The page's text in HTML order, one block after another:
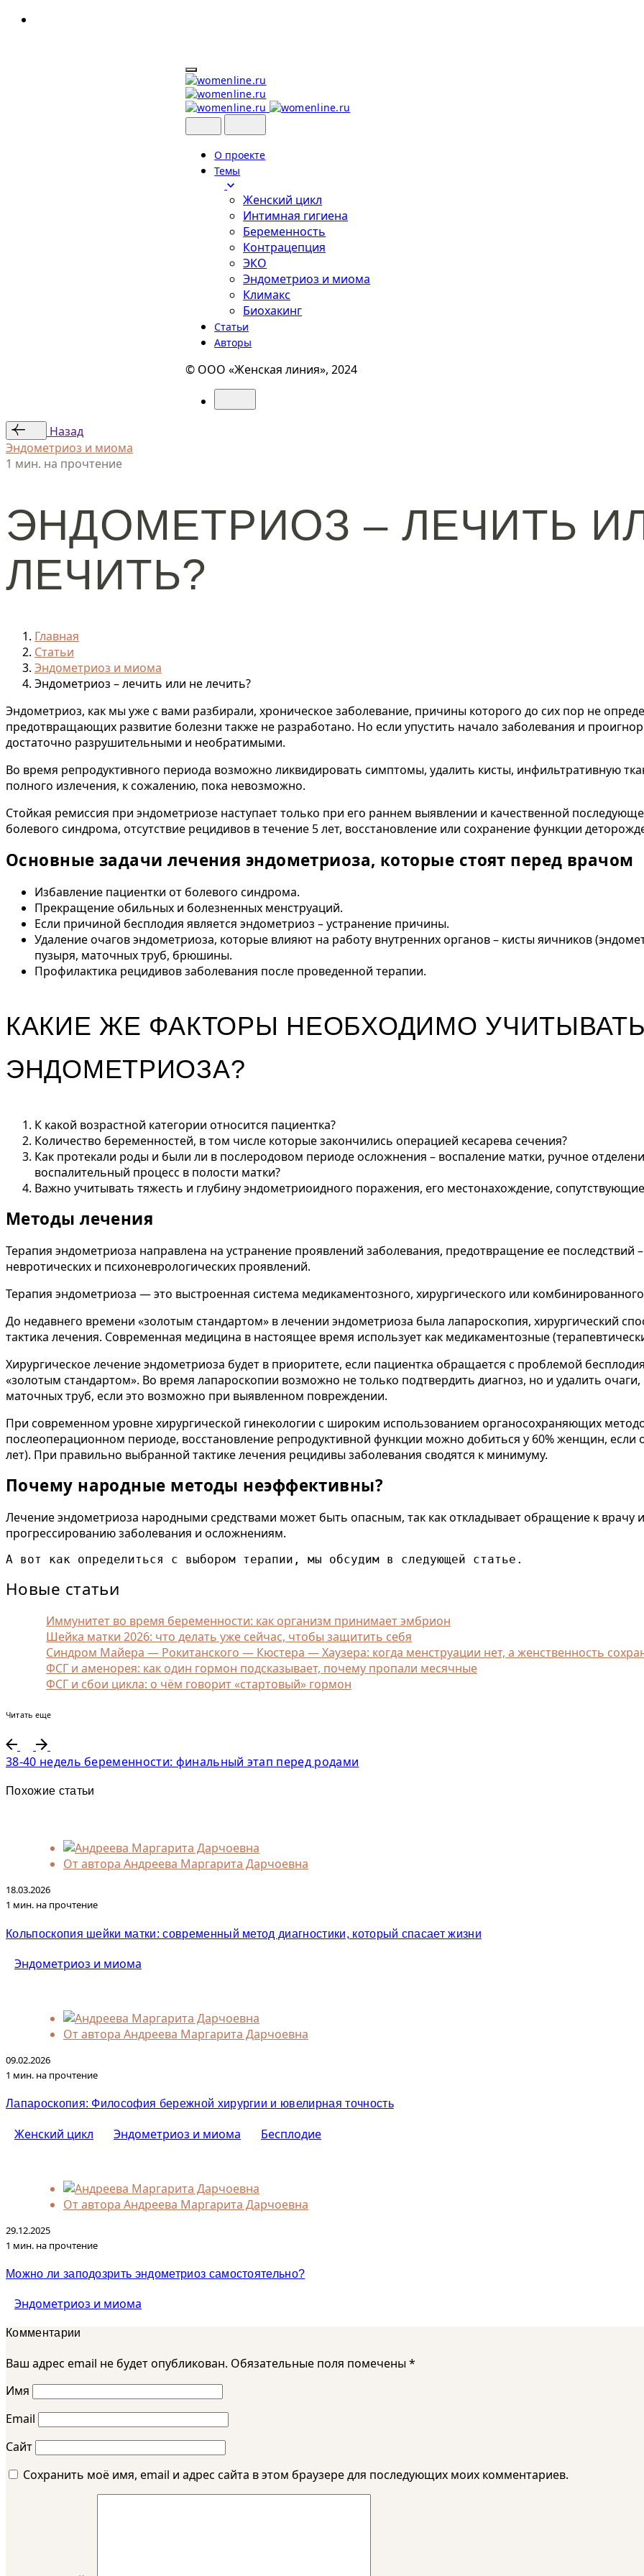
О проекте
Темы
Женский цикл
Интимная гигиена
Беременность
Контрацепция
ЭКО
Эндометриоз и миома
Климакс
Биохакинг
Статьи
Авторы
© ООО «Женская линия», 2024
Назад
Эндометриоз и миома
1 мин. на прочтение
ЭНДОМЕТРИОЗ – ЛЕЧИТЬ
ЛЕЧИТЬ?
Главная
Статьи
Эндометриоз и миома
Эндометриоз – лечить или не лечить?
Эндометриоз, как мы уже с вами разбирали, хроническое заболевание, причины которого до сих пор не
предотвращающих развитие болезни также не разработано. Но если упустить начало заболевания и
достаточно разрушительными и необратимыми.
Во время репродуктивного периода возможно ликвидировать симптомы, удалить кисты, инфильтративную
полного излечения, к сожалению, пока невозможно.
Стойкая ремиссия при эндометриозе наступает только при его раннем выявлении и качественной
болевого синдрома, отсутствие рецидивов в течение 5 лет, восстановление или сохранение функции
Основные задачи лечения эндометриоза, которые стоят перед врачом
Избавление пациентки от болевого синдрома.
Прекращение обильных и болезненных менструаций.
Если причиной бесплодия является эндометриоз – устранение причины.
Удаление очагов эндометриоза, которые влияют на работу внутренних органов – кисты яичников
пузыря, маточных труб, брюшины.
Профилактика рецидивов заболевания после проведенной терапии.
КАКИЕ ЖЕ ФАКТОРЫ НЕОБХОДИМО
ЭНДОМЕТРИОЗА?
К какой возрастной категории относится пациентка?
Количество беременностей, в том числе которые закончились операцией кесарева сечения?
Как протекали роды и были ли в послеродовом периоде осложнения – воспаление матки, ручное
воспалительный процесс в полости матки?
Важно учитывать тяжесть и глубину эндометриоидного поражения, его местонахождение,
Методы лечения
Терапия эндометриоза направлена на устранение проявлений заболевания, предотвращение ее последствий
невротических и психоневрологических проявлений.
Терапия эндометриоза — это выстроенная система медикаментозного, хирургического или
До недавнего времени «золотым стандартом» в лечении эндометриоза была лапароскопия, хирургический
тактика лечения. Современная медицина в настоящее время использует как медикаментозные
Хирургическое лечение эндометриоза будет в приоритете, если пациентка обращается с проблемой
«золотым стандартом». Во время лапароскопии возможно не только подтвердить диагноз, но и удалить
маточных труб, если это возможно при выявленном повреждении.
При современном уровне хирургической гинекологии с широким использованием органосохраняющих
послеоперационном периоде, восстановление репродуктивной функции можно добиться у 60% женщин, если
лет). При правильно выбранной тактике лечения рецидивы заболевания сводятся к минимуму.
Почему народные методы неэффективны?
Лечение эндометриоза народными средствами может быть опасным, так как откладывает обращение к врачу
прогрессированию заболевания и осложнениям.
А вот как определиться с выбором терапии, мы обсудим в следующей статье.
Новые статьи
Иммунитет во время беременности: как организм принимает эмбрион
Шейка матки 2026: что делать уже сейчас, чтобы защитить себя
Синдром Майера — Рокитанского — Кюстера — Хаузера: когда менструации нет, а женственность
ФСГ и аменорея: как один гормон подсказывает, почему пропали месячные
ФСГ и сбои цикла: о чём говорит «стартовый» гормон
Читать еще
38-40 недель беременности: финальный этап перед родами
Похожие статьи
От автора Андреева Маргарита Дарчоевна
18.03.2026
1 мин. на прочтение
Кольпоскопия шейки матки: современный метод диагностики, который спасает жизни
Эндометриоз и миома
От автора Андреева Маргарита Дарчоевна
09.02.2026
1 мин. на прочтение
Лапароскопия: Философия бережной хирургии и ювелирная точность
Женский цикл Эндометриоз и миома Бесплодие
От автора Андреева Маргарита Дарчоевна
29.12.2025
1 мин. на прочтение
Можно ли заподозрить эндометриоз самостоятельно?
Эндометриоз и миома
Комментарии
Ваш адрес email не будет опубликован. Обязательные поля помечены*
Имя
Email
Сайт
Сохранить моё имя, email и адрес сайта в этом браузере для последующих моих комментариев.